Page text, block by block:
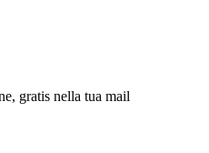
gratis nella tua mail